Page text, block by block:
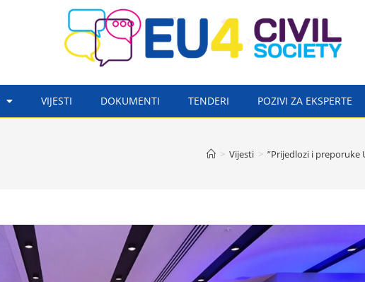
VIJESTI DOKUMENTI TENDERI POZIVI ZA EKSPERTE
> Vijesti > ”Prijedlozi i preporuke